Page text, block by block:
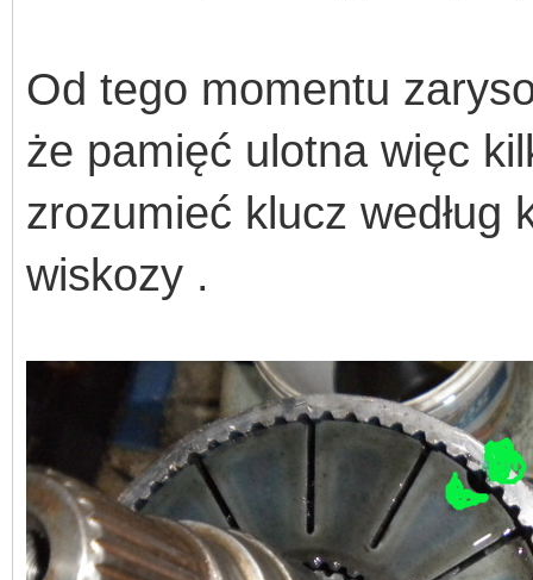
Od tego momentu
że pamięć ulotna więc
zrozumieć klucz według
wiskozy .